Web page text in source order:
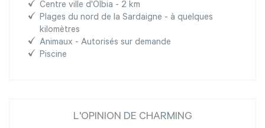
Centre ville d'Olbia - 2 km
Plages du nord de la Sardaigne - à quelques
kilomètres
Animaux - Autorisés sur demande
Piscine
L'OPINION DE CHARMING